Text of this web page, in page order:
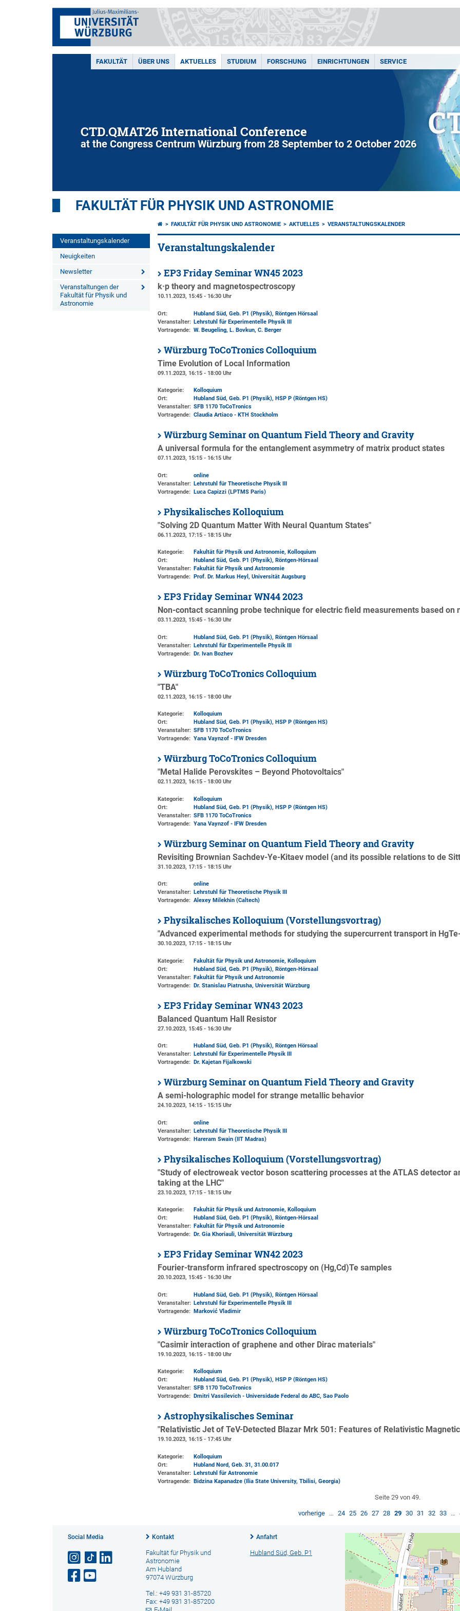
FAKULTÄT ÜBER UNS AKTUELLES STUDIUM FORSCHUNG EINRICHTUNGEN SERVICE
CTD.QMAT26 International Conference
at the Congress Centrum Würzburg from 28 September to 2 October 2026
FAKULTÄT FÜR PHYSIK UND ASTRONOMIE
Veranstaltungskalender
Neuigkeiten
Newsletter
Veranstaltungen der
Fakultät für Physik und
Astronomie
FAKULTÄT FÜR PHYSIK UND ASTRONOMIE AKTUELLES VERANSTALTUNGSKALENDER
Veranstaltungskalender
EP3 Friday Seminar WN45 2023
k·p theory and magnetospectroscopy
10.11.2023, 15:45 - 16:30 Uhr
Ort: Hubland Süd, Geb. P1 (Physik), Röntgen Hörsaal
Veranstalter: Lehrstuhl für Experimentelle Physik III
Vortragende: W. Beugeling, L. Bovkun, C. Berger
Würzburg ToCoTronics Colloquium
Time Evolution of Local Information
09.11.2023, 16:15 - 18:00 Uhr
Kategorie:
Kolloquium
Ort:
Hubland Süd, Geb. P1 (Physik), HSP P (Röntgen HS)
Veranstalter: SFB 1170 ToCoTronics
Vortragende: Claudia Artiaco - KTH Stockholm
Würzburg Seminar on Quantum Field Theory and Gravity
A universal formula for the entanglement asymmetry of matrix product states
07.11.2023, 15:15 - 16:15 Uhr
Ort:
online
Veranstalter: Lehrstuhl für Theoretische Physik III
Vortragende: Luca Capizzi (LPTMS Paris)
Physikalisches Kolloquium
"Solving 2D Quantum Matter With Neural Quantum States"
06.11.2023, 17:15 - 18:15 Uhr
Kategorie:
Fakultät für Physik und Astronomie, Kolloquium
Ort:
Hubland Süd, Geb. P1 (Physik), Röntgen-Hörsaal
Veranstalter: Fakultät für Physik und Astronomie
Vortragende: Prof. Dr. Markus Heyl, Universität Augsburg
EP3 Friday Seminar WN44 2023
Non-contact scanning probe technique for electric field measurements based
03.11.2023, 15:45 - 16:30 Uhr
Ort: Hubland Süd, Geb. P1 (Physik), Röntgen Hörsaal
Veranstalter: Lehrstuhl für Experimentelle Physik III
Vortragende: Dr. Ivan Bozhev
Würzburg ToCoTronics Colloquium
"TBA"
02.11.2023, 16:15 - 18:00 Uhr
Kategorie:
Kolloquium
Ort:
Hubland Süd, Geb. P1 (Physik), HSP P (Röntgen HS)
Veranstalter: SFB 1170 ToCoTronics
Vortragende: Yana Vaynzof - IFW Dresden
Würzburg ToCoTronics Colloquium
"Metal Halide Perovskites – Beyond Photovoltaics"
02.11.2023, 16:15 - 18:00 Uhr
Kategorie:
Kolloquium
Ort:
Hubland Süd, Geb. P1 (Physik), HSP P (Röntgen HS)
Veranstalter: SFB 1170 ToCoTronics
Vortragende: Yana Vaynzof - IFW Dresden
Würzburg Seminar on Quantum Field Theory and Gravity
Revisiting Brownian Sachdev-Ye-Kitaev model (and its possible relations to de
31.10.2023, 17:15 - 18:15 Uhr
Ort:
online
Veranstalter: Lehrstuhl für Theoretische Physik III
Vortragende: Alexey Milekhin (Caltech)
Physikalisches Kolloquium (Vorstellungsvortrag)
"Advanced experimental methods for studying the supercurrent transport in
30.10.2023, 17:15 - 18:15 Uhr
Kategorie:
Fakultät für Physik und Astronomie, Kolloquium
Ort:
Hubland Süd, Geb. P1 (Physik), Röntgen-Hörsaal
Veranstalter: Fakultät für Physik und Astronomie
Vortragende: Dr. Stanislau Piatrusha, Universität Würzburg
EP3 Friday Seminar WN43 2023
Balanced Quantum Hall Resistor
27.10.2023, 15:45 - 16:30 Uhr
Ort: Hubland Süd, Geb. P1 (Physik), Röntgen Hörsaal
Veranstalter: Lehrstuhl für Experimentelle Physik III
Vortragende: Dr. Kajetan Fijalkowski
Würzburg Seminar on Quantum Field Theory and Gravity
A semi-holographic model for strange metallic behavior
24.10.2023, 14:15 - 15:15 Uhr
Ort:
online
Veranstalter: Lehrstuhl für Theoretische Physik III
Vortragende: Hareram Swain (IIT Madras)
Physikalisches Kolloquium (Vorstellungsvortrag)
"Study of electroweak vector boson scattering processes at the ATLAS detector
taking at the LHC"
23.10.2023, 17:15 - 18:15 Uhr
Kategorie:
Fakultät für Physik und Astronomie, Kolloquium
Ort:
Hubland Süd, Geb. P1 (Physik), Röntgen-Hörsaal
Veranstalter: Fakultät für Physik und Astronomie
Vortragende: Dr. Gia Khoriauli, Universität Würzburg
EP3 Friday Seminar WN42 2023
Fourier-transform infrared spectroscopy on (Hg,Cd)Te samples
20.10.2023, 15:45 - 16:30 Uhr
Ort: Hubland Süd, Geb. P1 (Physik), Röntgen Hörsaal
Veranstalter: Lehrstuhl für Experimentelle Physik III
Vortragende: Marković Vladimir
Würzburg ToCoTronics Colloquium
"Casimir interaction of graphene and other Dirac materials"
19.10.2023, 16:15 - 18:00 Uhr
Kategorie:
Kolloquium
Ort:
Hubland Süd, Geb. P1 (Physik), HSP P (Röntgen HS)
Veranstalter: SFB 1170 ToCoTronics
Vortragende: Dmitri Vassilevich - Universidade Federal do ABC, Sao Paolo
Astrophysikalisches Seminar
"Relativistic Jet of TeV-Detected Blazar Mrk 501: Features of Relativistic
19.10.2023, 16:15 - 17:45 Uhr
Kategorie:
Kolloquium
Ort:
Hubland Nord, Geb. 31, 31.00.017
Veranstalter: Lehrstuhl für Astronomie
Vortragende: Bidzina Kapanadze (Ilia State University, Tbilisi, Georgia)
Seite 29 von 49.
vorherige … 24 25 26 27 28 29 30 31 32 33 …
Social Media Kontakt
Fakultät für Physik und
Astronomie
Am Hubland
97074 Würzburg
Tel.: +49 931 31-85720
Fax: +49 931 31-857200
E-Mail
Anfahrt
Hubland Süd, Geb. P1